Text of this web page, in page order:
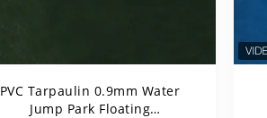
PVC Tarpaulin 0.9mm Water
Jump Park Floating